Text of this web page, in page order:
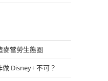
麥當勞生態圈
Disney+ 不可？